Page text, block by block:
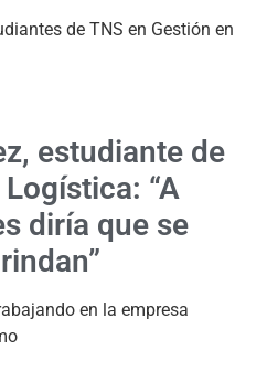
de TNS en Gestión en
estudiante de
“A
diría que se
en la empresa